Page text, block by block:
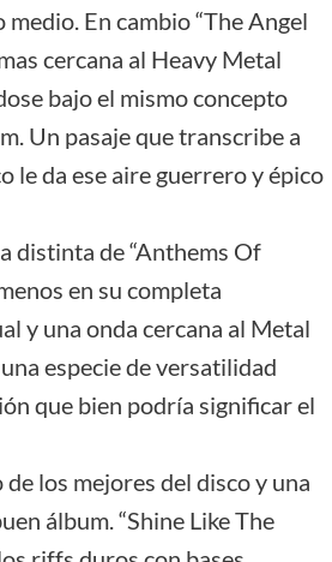
En cambio “The Angel
cercana al Heavy Metal
bajo el mismo concepto
Un pasaje que transcribe a
le da ese aire guerrero y épico
distinta de “Anthems Of
en su completa
y una onda cercana al Metal
especie de versatilidad
que bien podría significar el
los mejores del disco y una
álbum. “Shine Like The